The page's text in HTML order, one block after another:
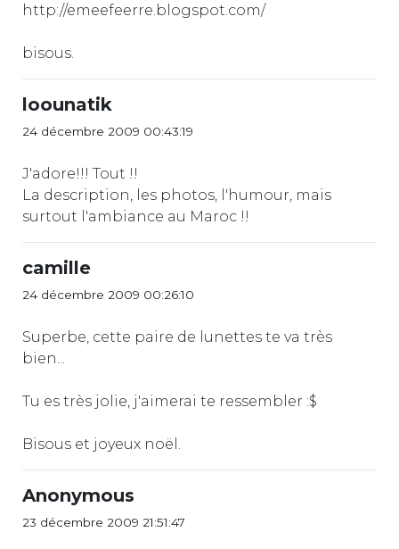
http://emeefeerre.blogspot.com/
bisous.
loounatik
24 décembre 2009 00:43:19
J'adore!!! Tout !!
La description, les photos, l'humour, mais
surtout l'ambiance au Maroc !!
camille
24 décembre 2009 00:26:10
Superbe, cette paire de lunettes te va très
bien...
Tu es très jolie, j'aimerai te ressembler :$
Bisous et joyeux noël.
Anonymous
23 décembre 2009 21:51:47